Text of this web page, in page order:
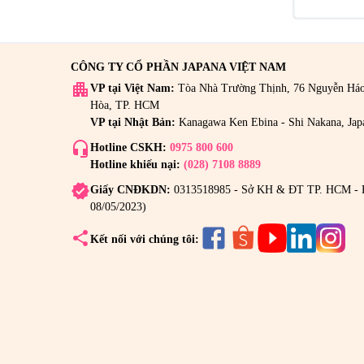
CÔNG TY CỔ PHẦN JAPANA VIỆT NAM
apartment VP tại Việt Nam: Tòa Nhà Trường Thịnh, 76 Nguyễn
Hòa, TP. HCM
VP tại Nhật Bản: Kanagawa Ken Ebina - Shi Nakana,
headset_mic Hotline CSKH: 0975 800 600
Hotline khiếu nại: (028) 7108 8889
verifiedGiấy CNĐKDN: 0313518985 - Sở KH & ĐT TP. HCM -
08/05/2023)
share Kết nối với chúng tôi: